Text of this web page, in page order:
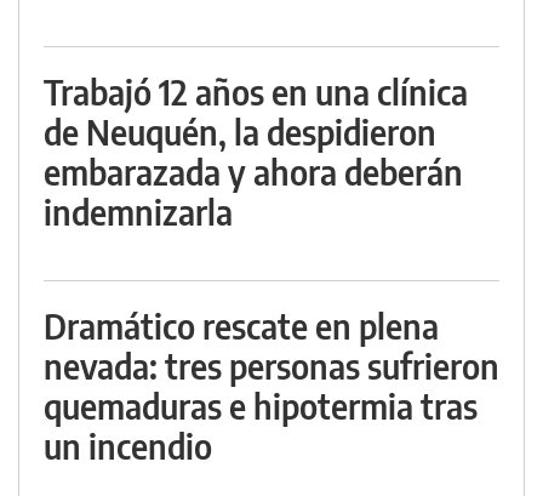
Trabajó 12 años en una clínica
de Neuquén, la despidieron
embarazada y ahora deberán
indemnizarla
Dramático rescate en plena
nevada: tres personas sufrieron
quemaduras e hipotermia tras
un incendio